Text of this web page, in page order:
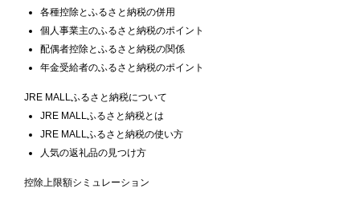
各種控除とふるさと納税の併用
個人事業主のふるさと納税のポイント
配偶者控除とふるさと納税の関係
年金受給者のふるさと納税のポイント
JRE MALLふるさと納税について
JRE MALLふるさと納税とは
JRE MALLふるさと納税の使い方
人気の返礼品の見つけ方
控除上限額シミュレーション